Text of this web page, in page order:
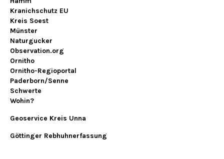
Kranichschutz EU
Kreis Soest
Münster
Naturgucker
Observation.org
Ornitho
Ornitho-Regioportal
Paderborn/Senne
Schwerte
Wohin?
Geoservice Kreis Unna
Göttinger Rebhuhnerfassung